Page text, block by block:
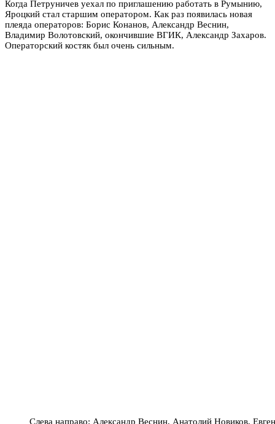
Когда Петруничев уехал по приглашению работать в Румынию,
Яроцкий стал старшим оператором. Как раз появилась новая
плеяда операторов: Борис Конанов, Александр Веснин,
Владимир Волотовский, окончившие ВГИК, Александр Захаров.
Операторский костяк был очень сильным.
Слева направо: Александр Веснин, Анатолий Новиков,